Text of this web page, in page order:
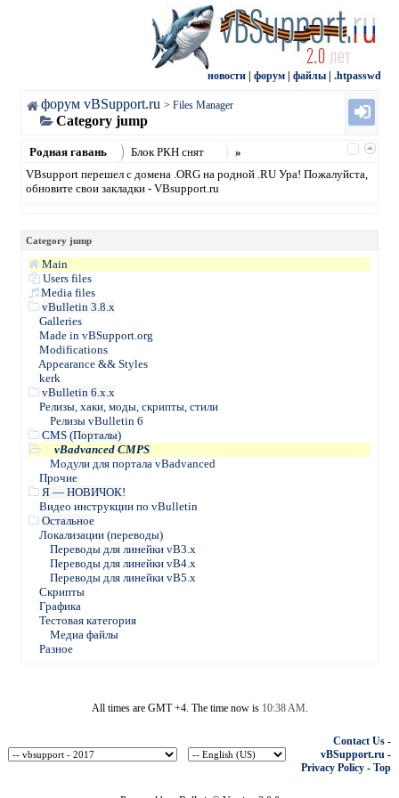
новости форум файлы .htpasswd
форум vBSupport.ru > Files Manager
Category jump
Родная гавань Блок РКН снят
»
VBsupport перешел с домена .ORG на родной .RU Ура! Пожалуйста,
обновите свои закладки - VBsupport.ru
Category jump
Main
Users files
Media files
vBulletin 3.8.x
Galleries
Made in vBSupport.org
Modifications
Appearance && Styles
kerk
vBulletin 6.x.x
Релизы, хаки, моды, скрипты, стили
Релизы vBulletin 6
CMS (Порталы)
vBadvanced CMPS
Модули для портала vBadvanced
Прочие
Я — НОВИЧОК!
Видео инструкции по vBulletin
Остальное
Локализации (переводы)
Переводы для линейки vB3.х
Переводы для линейки vB4.х
Переводы для линейки vB5.х
Скрипты
Графика
Тестовая категория
Медиа файлы
Разное
All times are GMT +4. The time now is 10:38 AM.
Contact Us -
vBSupport.ru -
Privacy Policy - Top